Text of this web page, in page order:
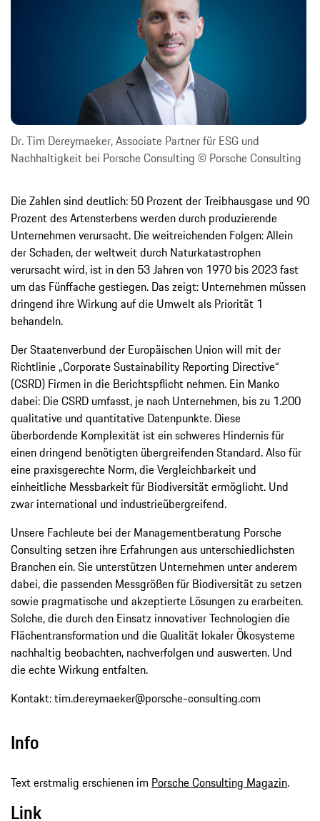
Dr. Tim Dereymaeker, Associate Partner für ESG und
Nachhaltigkeit bei Porsche Consulting © Porsche Consulting
Die Zahlen sind deutlich: 50 Prozent der Treibhausgase und 90
Prozent des Artensterbens werden durch produzierende
Unternehmen verursacht. Die weitreichenden Folgen: Allein
der Schaden, der weltweit durch Naturkatastrophen
verursacht wird, ist in den 53 Jahren von 1970 bis 2023 fast
um das Fünffache gestiegen. Das zeigt: Unternehmen müssen
dringend ihre Wirkung auf die Umwelt als Priorität 1
behandeln.
Der Staatenverbund der Europäischen Union will mit der
Richtlinie „Corporate Sustainability Reporting Directive“
(CSRD) Firmen in die Berichtspflicht nehmen. Ein Manko
dabei: Die CSRD umfasst, je nach Unternehmen, bis zu 1.200
qualitative und quantitative Datenpunkte. Diese
überbordende Komplexität ist ein schweres Hindernis für
einen dringend benötigten übergreifenden Standard. Also für
eine praxisgerechte Norm, die Vergleichbarkeit und
einheitliche Messbarkeit für Biodiversität ermöglicht. Und
zwar international und industrieübergreifend.
Unsere Fachleute bei der Managementberatung Porsche
Consulting setzen ihre Erfahrungen aus unterschiedlichsten
Branchen ein. Sie unterstützen Unternehmen unter anderem
dabei, die passenden Messgrößen für Biodiversität zu setzen
sowie pragmatische und akzeptierte Lösungen zu erarbeiten.
Solche, die durch den Einsatz innovativer Technologien die
Flächentransformation und die Qualität lokaler Ökosysteme
nachhaltig beobachten, nachverfolgen und auswerten. Und
die echte Wirkung entfalten.
Kontakt: tim.dereymaeker@porsche-​consulting.com
Info
Text erstmalig erschienen im Porsche Consulting Magazin.
Link